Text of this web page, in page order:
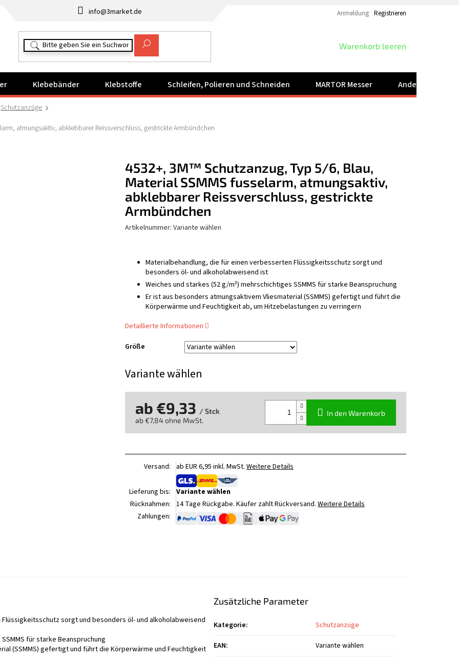
info@3market.de Anmeldung Registrieren
WARENKORB
Warenkorb leeren
Klebebänder Klebstoffe Schleifen, Polieren und Schneiden MARTOR Messer Andere Produkte
Schutzanzüge
atmungsaktiv, abklebbarer Reissverschluss, gestrickte Armbündchen
Variante wählen
Größe
Materialbehandlung, die für einen verbesserten Flüssigkeitsschutz sorgt und
besonders öl- und alkoholabweisend ist
Weiches und starkes (52 g/m²) mehrschichtiges SSMMS für starke Beanspruchung
Er ist aus besonders atmungsaktivem Vliesmaterial (SSMMS) gefertigt und führt die
Körperwärme und Feuchtigkeit ab, um Hitzebelastungen zu verringern
Detaillierte Informationen
ab €9,33 / Stck
ab€7,84 ohne MwSt.
In den Warenkorb
4532+, 3M™ Schutzanzug, Typ 5/6, Blau,
Material SSMMS fusselarm, atmungsaktiv,
abklebbarer Reissverschluss, gestrickte
Armbündchen
Artikelnummer: Variante wählen
Versand: ab EUR 6,95 inkl. MwSt. Weitere Details
Lieferung bis: Variante wählen
Rücknahmen: 14 Tage Rückgabe. Käufer zahlt Rückversand. Weitere Details
Zahlungen:
sorgt und besonders öl- und alkoholabweisend
für starke Beanspruchung
(SSMMS) gefertigt und führt die Körperwärme und Feuchtigkeit
Zusätzliche Parameter
Kategorie:
Schutzanzüge
EAN: Variante wählen